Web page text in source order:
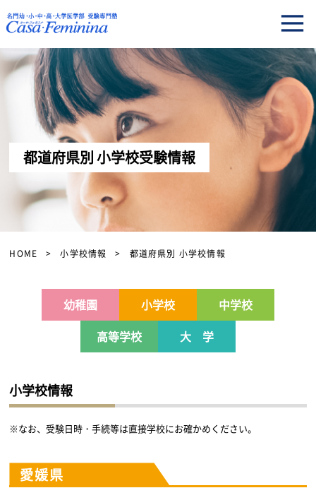
都道府県別 小学校受験情報
HOME 小学校情報 都道府県別 小学校情報
幼稚園 小学校
中学校
高等学校
大 学
小学校情報
※なお、受験日時・手続等は直接学校にお確かめください。
愛媛県